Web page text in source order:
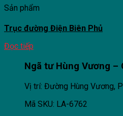
Sản phẩm
Trục đường Điện Biên Phủ
Đọc tiếp
Ngã tư Hùng Vương –
Vị trí: Đường Hùng Vương,
Mã SKU: LA-6762